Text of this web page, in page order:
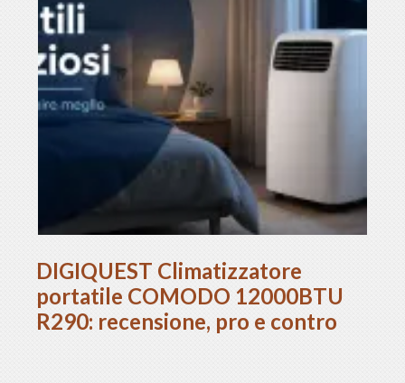
DIGIQUEST Climatizzatore
portatile COMODO 12000BTU
R290: recensione, pro e contro